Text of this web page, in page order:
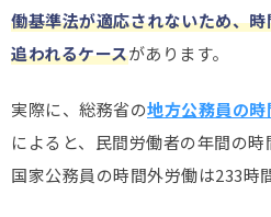
働基準法が適応されないため、
追われるケースがあります。
実際に、総務省の地方公務員の
によると、民間労働者の年間の時
国家公務員の時間外労働は233時